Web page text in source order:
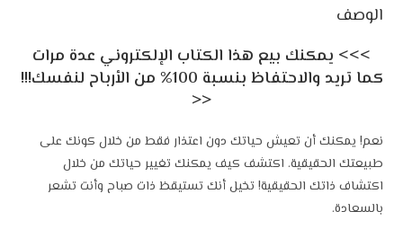
e
الوصف
>>> يمكنك بيع هذا الكتاب الإلكتروني عدة مرات
كما تريد والاحتفاظ بنسبة 100% من الأرباح لنفسك!!!
<<
نعم! يمكنك أن تعيش حياتك دون اعتذار فقط من خلال كونك على
طبيعتك الحقيقية. اكتشف كيف يمكنك تغيير حياتك من خلال
اكتشاف ذاتك الحقيقية! تخيل أنك تستيقظ ذات صباح وأنت تشعر
بالسعادة.